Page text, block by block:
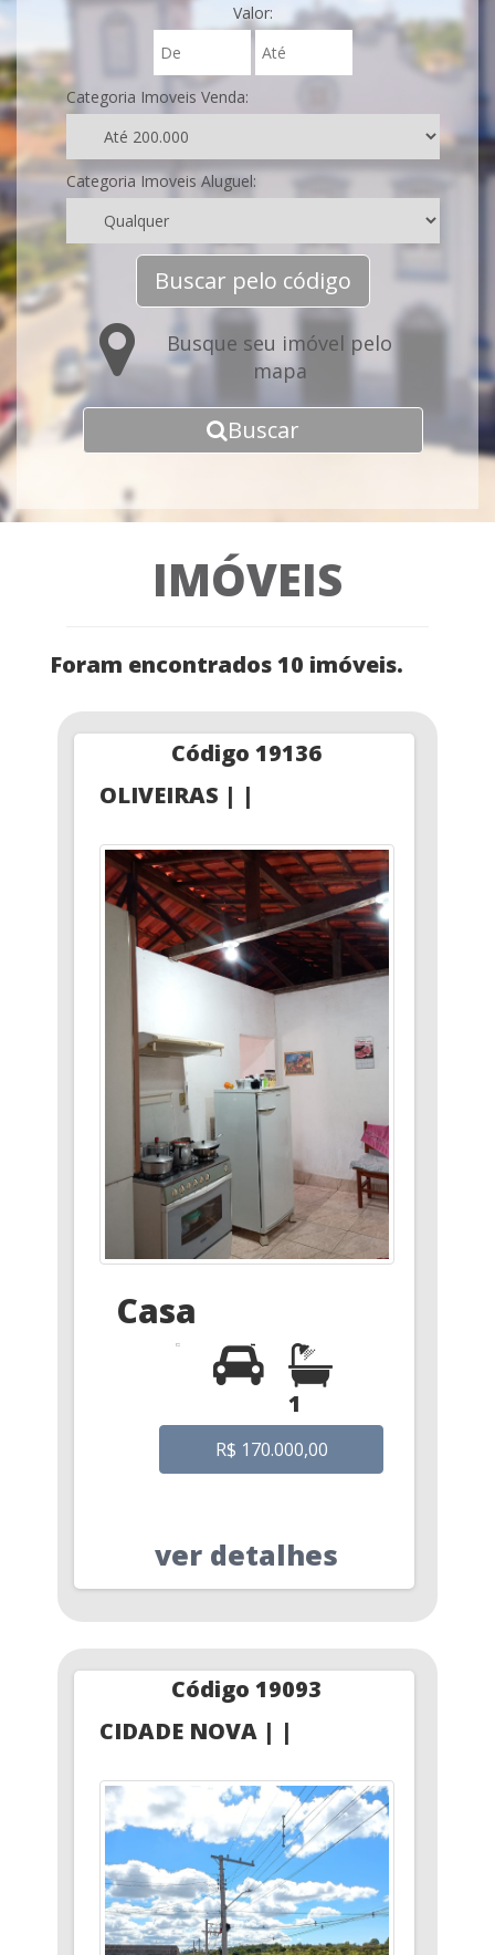
Valor:
Categoria Imoveis Venda:
Categoria Imoveis Aluguel:
Buscar pelo código
Busque seu imóvel pelo
mapa
Buscar
IMÓVEIS
Foram encontrados 10 imóveis.
Código 19136
OLIVEIRAS | |
Casa
1
R$ 170.000,00
ver detalhes
Código 19093
CIDADE NOVA | |